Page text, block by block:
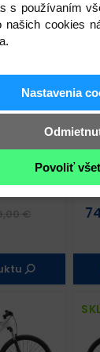
€
s používaním
našich cookies
Nastavenia
Povoliť